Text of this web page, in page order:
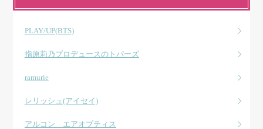
PLAY/UP(BTS)
指原莉乃プロデュースのトパーズ
ramurie
レリッシュ(アイセイ)
アルコン エアオプティス